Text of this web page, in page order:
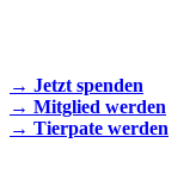
→ Jetzt spenden
→ Mitglied werden
→ Tierpate werden